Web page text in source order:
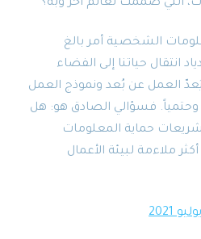
التي صُمِّمت لعالم آخر وبه؟
الشخصية أمر بالغ
انتقال حياتنا إلى الفضاء
العمل عن بُعد ونموذج العمل
وحتمياً. فسؤالي الصادق هو: هل
حماية المعلومات
ملاءمة لبيئة الأعمال